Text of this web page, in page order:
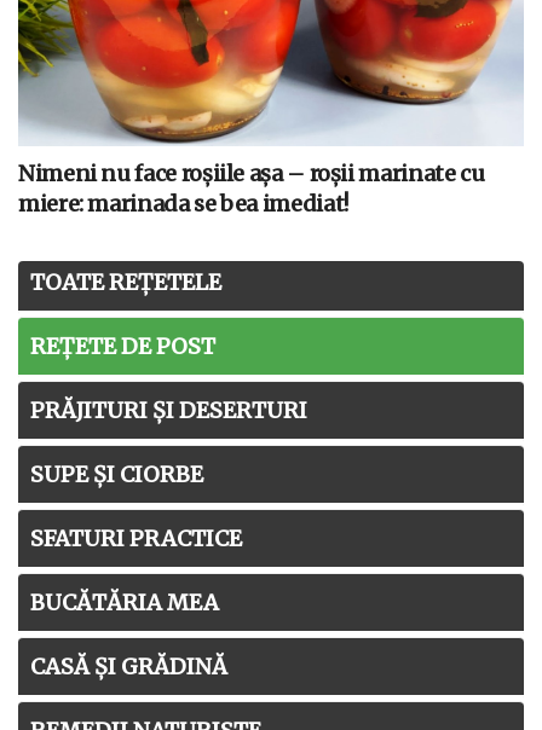
Nimeni nu face roșiile așa – roșii marinate cu
miere: marinada se bea imediat!
TOATE REȚETELE
REȚETE DE POST
PRĂJITURI ȘI DESERTURI
SUPE ȘI CIORBE
SFATURI PRACTICE
BUCĂTĂRIA MEA
CASĂ ȘI GRĂDINĂ